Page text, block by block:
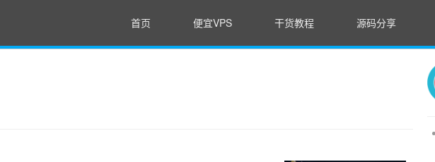
首页 便宜VPS 干货教程 源码分享